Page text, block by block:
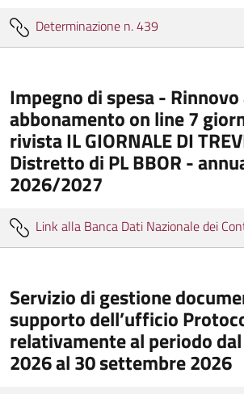
Determinazione n. 439
Impegno di spesa -
abbonamento on line 7
rivista IL GIORNALE DI
Distretto di PL BBOR -
2026/2027
Link alla Banca Dati Nazionale dei
Servizio di gestione
supporto dell’ufficio
relativamente al periodo
2026 al 30 settembre 2026